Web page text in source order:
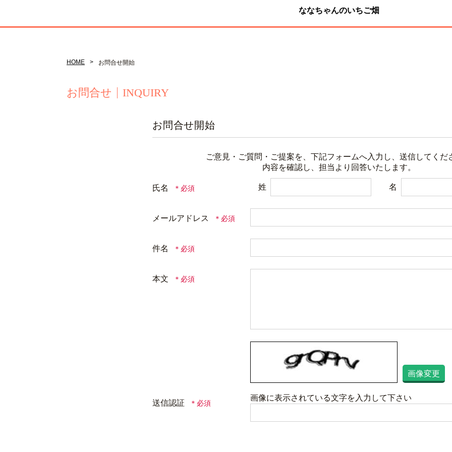
ななちゃんのいちご畑
HOME お問合せ開始
INQUIRY
お問合せ
お問合せ開始
ご意見・ご質問・ご提案を、下記フォームへ入力し、送信してくだ
内容を確認し、担当より回答いたします。
氏名 姓 名
メールアドレス
件名
本文
画像変更
送信認証
画像に表示されている文字を入力して下さい